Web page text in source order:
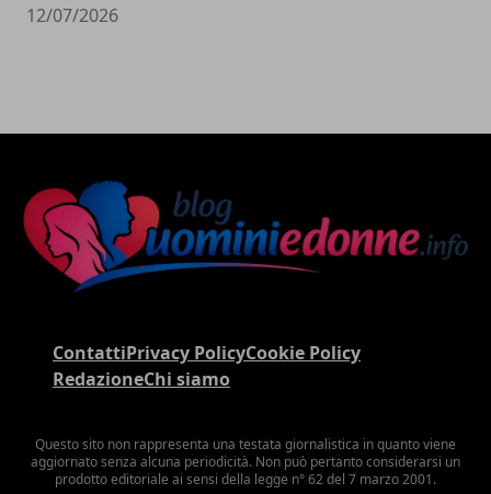
12/07/2026
ContattiPrivacy PolicyCookie Policy
RedazioneChi siamo
Questo sito non rappresenta una testata giornalistica in quanto viene
aggiornato senza alcuna periodicità. Non può pertanto considerarsi un
prodotto editoriale ai sensi della legge n° 62 del 7 marzo 2001.